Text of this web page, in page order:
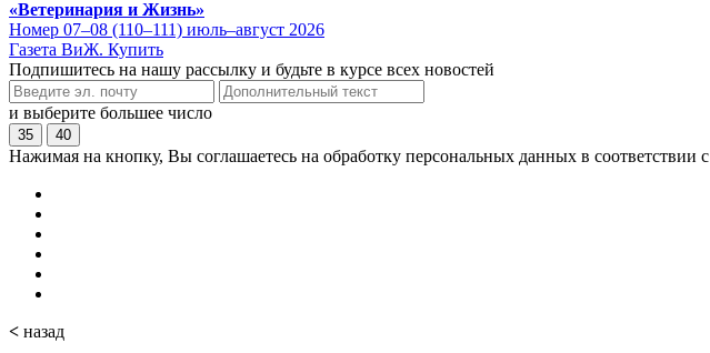
«Ветеринария и Жизнь»
Номер 07–08 (110–111) июль–август 2026
Газета ВиЖ. Купить
Подпишитесь на нашу рассылку и будьте в курсе всех новостей
и выберите большее число
35 40
Нажимая на кнопку, Вы соглашаетесь на обработку персональных данных в соответствии с
< назад